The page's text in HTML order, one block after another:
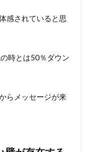
感されていると思
時とは50％ダウン
らメッセージが来